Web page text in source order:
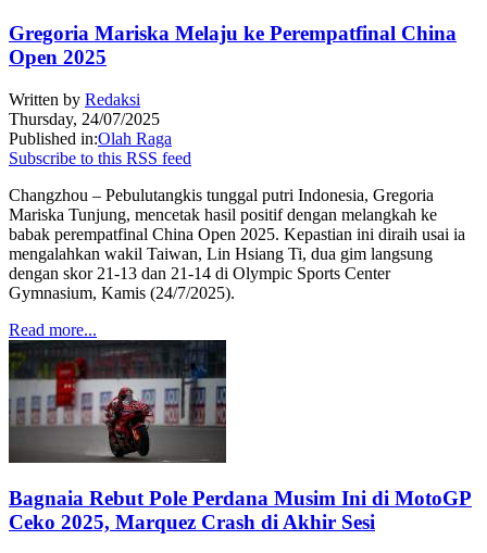
Gregoria Mariska Melaju ke Perempatfinal China
Open 2025
Written by Redaksi
Thursday, 24/07/2025
Published in:Olah Raga
Subscribe to this RSS feed
Changzhou – Pebulutangkis tunggal putri Indonesia, Gregoria
Mariska Tunjung, mencetak hasil positif dengan melangkah ke
babak perempatfinal China Open 2025. Kepastian ini diraih usai ia
mengalahkan wakil Taiwan, Lin Hsiang Ti, dua gim langsung
dengan skor 21-13 dan 21-14 di Olympic Sports Center
Gymnasium, Kamis (24/7/2025).
Read more...
Bagnaia Rebut Pole Perdana Musim Ini di MotoGP
Ceko 2025, Marquez Crash di Akhir Sesi